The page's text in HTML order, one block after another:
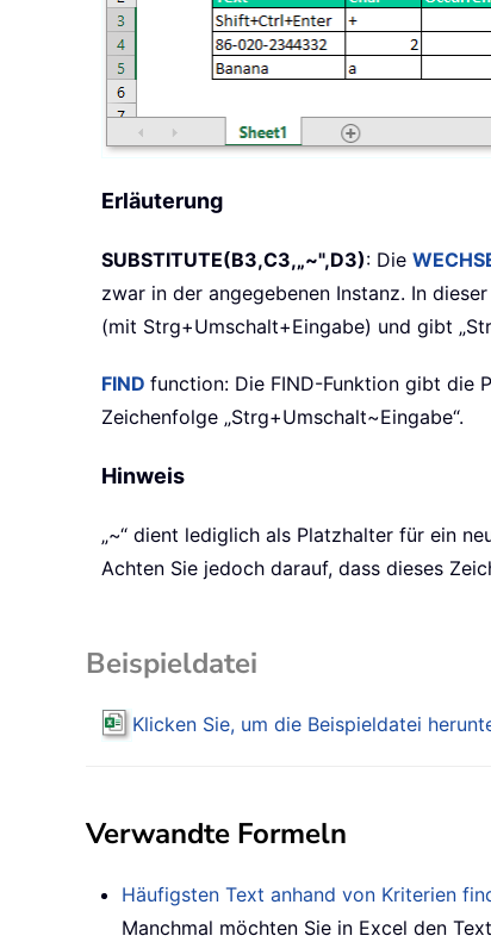
Erläuterung
SUBSTITUTE(B3,C3,„~",D3): Die
zwar in der angegebenen Instanz. In
(mit Strg+Umschalt+Eingabe) und gibt
FIND function: Die FIND-Funktion gibt die
Zeichenfolge „Strg+Umschalt~Eingabe“.
Hinweis
„~“ dient lediglich als Platzhalter für ein
Achten Sie jedoch darauf, dass dieses
Beispieldatei
Klicken Sie, um die Beispieldatei
Verwandte Formeln
Häufigsten Text anhand von Kriterien
Manchmal möchten Sie in Excel den